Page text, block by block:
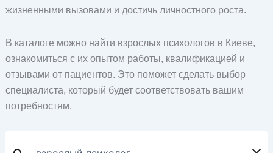
жизненными вызовами и достичь личностного роста.
В каталоге можно найти взрослых психологов в Киеве,
ознакомиться с их опытом работы, квалификацией и
отзывами от пациентов. Это поможет сделать выбор
специалиста, который будет соответствовать вашим
потребностям.